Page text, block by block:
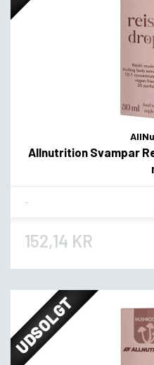
Allnutrition Svampar
152,14 KR
UDSOLGT